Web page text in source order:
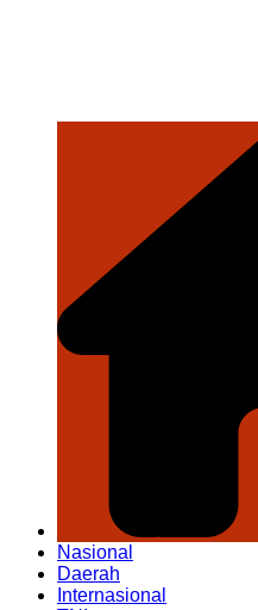
Nasional
Daerah
Internasional